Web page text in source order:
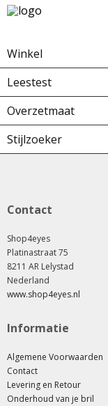
Winkel
Leestest
Overzetmaat
Stijlzoeker
Home Winkel
Contact
Shop4eyes
Platinastraat 75
8211 AR Lelystad
Nederland
www.shop4eyes.nl
Informatie
Algemene Voorwaarden
Contact
Levering en Retour
Onderhoud van je bril